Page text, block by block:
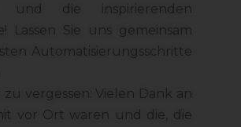
und die inspirierenden
Lassen Sie uns gemeinsam
Automatisierungsschritte
vergessen: Vielen Dank an
vor Ort waren und die, die